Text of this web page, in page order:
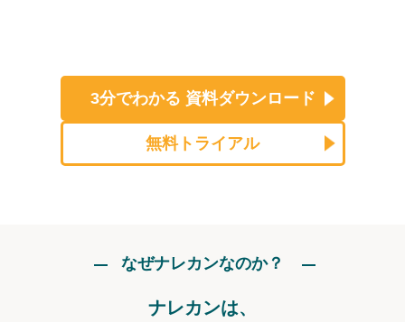
3分でわかる 資料ダウンロード
無料トライアル
なぜナレカンなのか？
ナレカンは、